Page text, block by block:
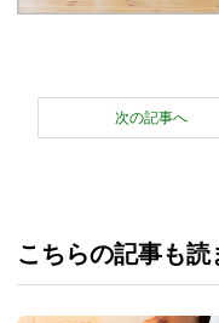
次の記事へ
こちらの記事も